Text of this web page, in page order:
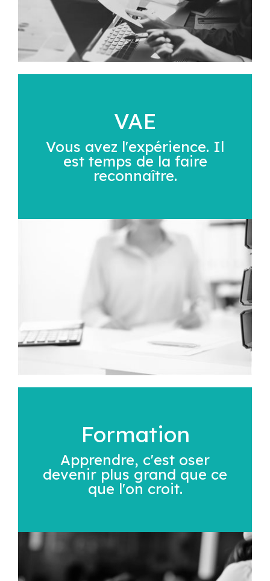
VAE
Vous avez l'expérience. Il
est temps de la faire
reconnaître.
Formation
Apprendre, c'est oser
devenir plus grand que ce
que l'on croit.